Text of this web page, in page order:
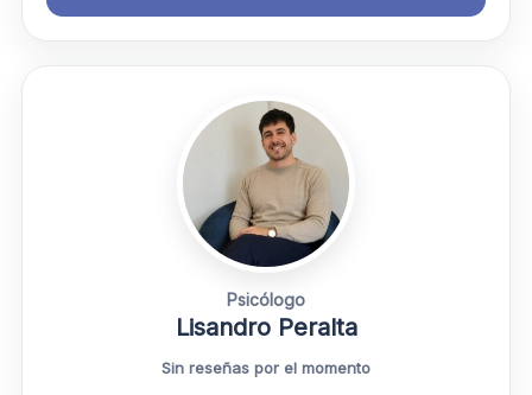
Psicólogo
Lisandro Peralta
Sin reseñas por el momento